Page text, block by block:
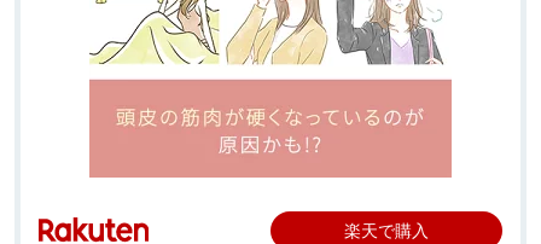
楽天で購入